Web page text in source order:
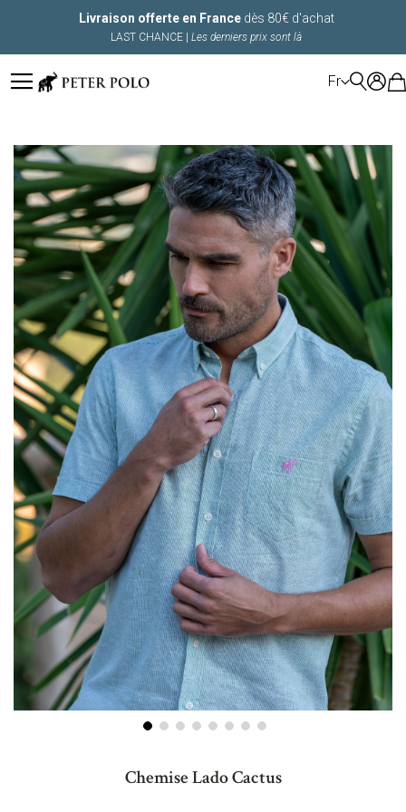
Livraison offerte en France dès 80€ d'achat
LAST CHANCE |Les derniers prix sont là
LANGUE
Fr
Chemise Lado Cactus
Skip
to
the
end
of
the
images
gallery